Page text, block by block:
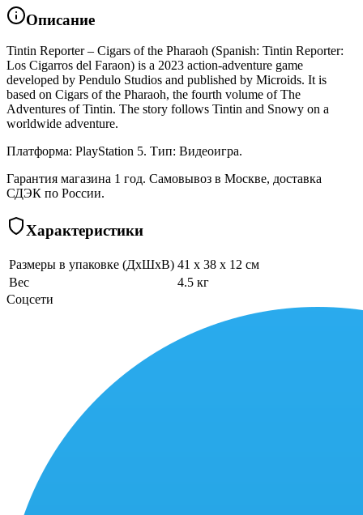
Описание
Tintin Reporter – Cigars of the Pharaoh (Spanish: Tintin Reporter:
Los Cigarros del Faraon) is a 2023 action-adventure game
developed by Pendulo Studios and published by Microids. It is
based on Cigars of the Pharaoh, the fourth volume of The
Adventures of Tintin. The story follows Tintin and Snowy on a
worldwide adventure.
Платформа: PlayStation 5. Тип: Видеоигра.
Гарантия магазина 1 год. Самовывоз в Москве, доставка
СДЭК по России.
Характеристики
Размеры в упаковке (ДхШхВ) 41 x 38 x 12 см
Вес
4.5 кг
Соцсети